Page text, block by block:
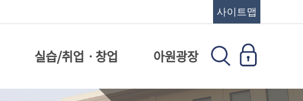
사이트맵
실습/취업ㆍ창업 아원광장